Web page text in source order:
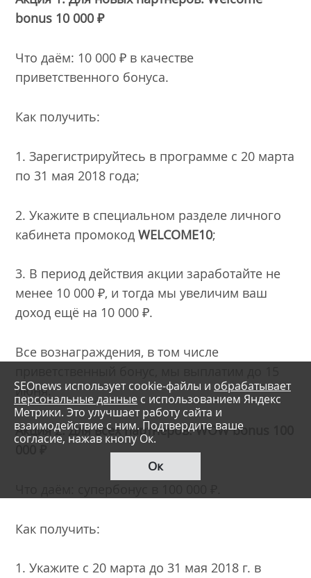
bonus 10 000 ₽
Что даём: 10 000 ₽ в качестве
приветственного бонуса.
Как получить:
1. Зарегистрируйтесь в программе с 20 марта
по 31 мая 2018 года;
2. Укажите в специальном разделе личного
кабинета промокодWELCOME10;
3. В период действия акции заработайте не
менее 10 000 ₽, и тогда мы увеличим ваш
доход ещё на 10 000 ₽.
Все вознаграждения, в том числе
июня.
Акция 2. Для всех партнеров: WOW bonus 100
Как получить:
1. Укажите с 20 марта до 31 мая 2018 г. в
SEOnews использует cookie-файлы и обрабатывает
персональные данные с использованием Яндекс
Метрики. Это улучшает работу сайта и
взаимодействие с ним. Подтвердите ваше
согласие, нажав кнопу Ок.
Ок